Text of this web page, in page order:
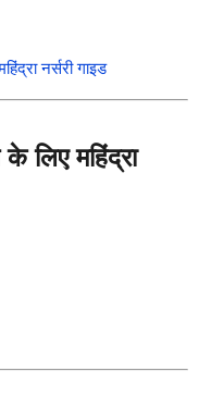
नर्सरी गाइड
लिए महिंद्रा